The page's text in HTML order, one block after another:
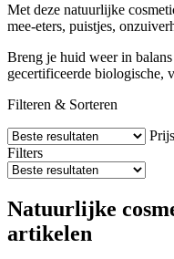
Met deze natuurlijke
mee-eters, puistjes,
Breng je huid weer in
gecertificeerde biologische,
Filteren & Sorteren
Prijs
Filters
Natuurlijke
artikelen